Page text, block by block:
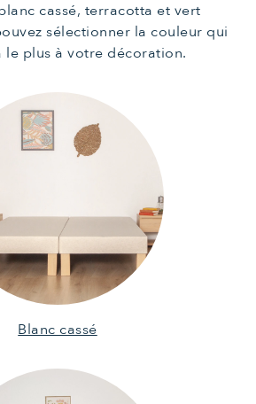
cassé, terracotta et vert
sélectionner la couleur qui
le plus à votre décoration.
Blanc cassé